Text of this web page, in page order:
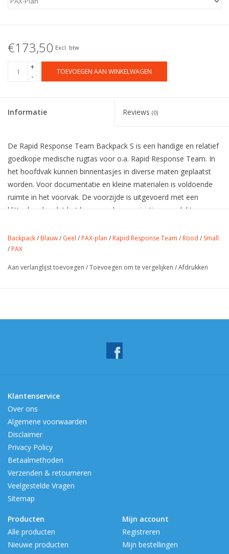
€173,50 Excl. btw
+
-
TOEVOEGEN AAN WINKELWAGEN
Informatie Reviews (0)
De Rapid Response Team Backpack S is een handige en relatief
goedkope medische rugtas voor o.a. Rapid Response Team. In
het hoofdvak kunnen binnentasjes in diverse maten geplaatst
worden. Voor documentatie en kleine materialen is voldoende
ruimte in het voorvak. De voorzijde is uitgevoerd met een
klittenband zodat het logo van de organisatie opgeplakt zou
Binnentasjes set 1 wordt standaard meegeleverd en bestaat uit:
2x FT (blauw & groen) en 2x M (rood & geel)
Afmetingen: 44x29,5x22,5 cm
houden d.m.v. het afnemen met een nat keukendoekje.
Backpack/ Blauw/ Geel / PAX-plan / Rapid Response Team / Rood / Small
/ PAX
Aan verlanglijst toevoegen /Toevoegen om te vergelijken /Afdrukken
Klantenservice
Over ons
Algemene voorwaarden
Disclaimer
Privacy Policy
Betaalmethoden
Verzenden & retourneren
Veelgestelde Vragen
Sitemap
Producten
Alle producten
Nieuwe producten
Mijn account
Registreren
Mijn bestellingen